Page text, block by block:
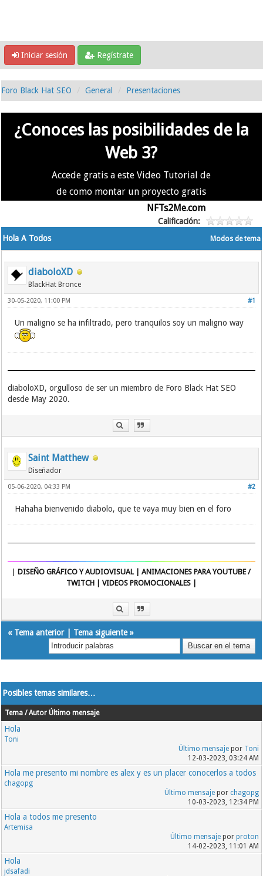
Iniciar sesión Regístrate
Foro Black Hat SEO General Presentaciones
¿Conoces las posibilidades de la
Web 3?
Accede gratis a este Video Tutorial de
de como montar un proyecto gratis
NFTs2Me.com
Calificación:
Modos de tema
Hola A Todos
diaboloXD
BlackHat Bronce
#1
30-05-2020, 11:00 PM
Un maligno se ha infiltrado, pero tranquilos soy un maligno way
diaboloXD, orgulloso de ser un miembro de Foro Black Hat SEO
desde May 2020.
Saint Matthew
Diseñador
#2
05-06-2020, 04:33 PM
Hahaha bienvenido diabolo, que te vaya muy bien en el foro
DISEÑO GRÁFICO Y AUDIOVISUAL | ANIMACIONES PARA YOUTUBE /
TWITCH | VIDEOS PROMOCIONALES |
« Tema anterior| Tema siguiente»
Posibles temas similares…
Tema / Autor Último mensaje
Hola
Toni
Último mensajepor Toni
12-03-2023, 03:24 AM
Hola me presento mi nombre es alex y es un placer conocerlos a todos
chagopg
Último mensajepor chagopg
10-03-2023, 12:34 PM
Hola a todos me presento
Artemisa
Último mensajepor proton
14-02-2023, 11:01 AM
Hola
jdsafadi